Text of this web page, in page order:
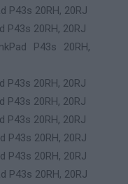
P43s 20RH, 20RJ
P43s 20RH, 20RJ
P43s 20RH,
P43s 20RH, 20RJ
P43s 20RH, 20RJ
P43s 20RH, 20RJ
P43s 20RH, 20RJ
P43s 20RH, 20RJ
P43s 20RH, 20RJ